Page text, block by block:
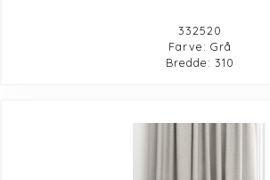
332520
Farve: Grå
Bredde: 310